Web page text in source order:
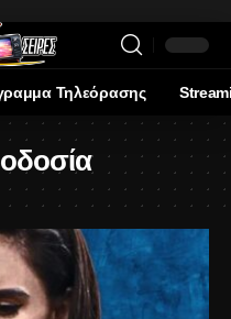
Τηλεόρασης